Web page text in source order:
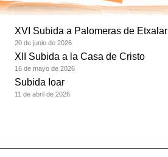
XVI Subida a Palomeras de Etxalar
20 de junio de 2026
XII Subida a la Casa de Cristo
16 de mayo de 2026
Subida Ioar
11 de abril de 2026